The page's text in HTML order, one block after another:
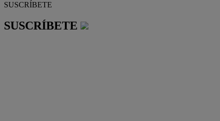
SUSCRÍBETE
SUSCRÍBETE